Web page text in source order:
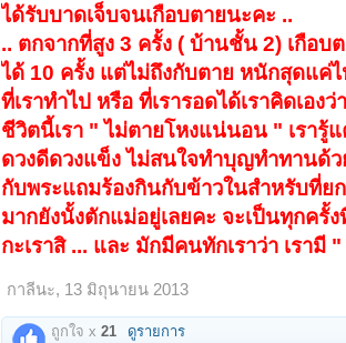
ได้รับบาดเจ็บจนเกือบตายนะคะ ..
.. ตกจากที่สูง 3 ครั้ง ( บ้านชั้น 2) เกือ
ได้ 10 ครั้ง แต่ไม่ถึงกับตาย หนักสุดแค่ไ
ที่เราทำไป หรือ ที่เรารอดได้เราคิดเอง
ชีวิตนี้เรา " ไม่ตายโหงแน่นอน " เรารู้แ
ดวงดีดวงแข็ง ไม่สนใจทำบุญทำทานด้
กับพระแถมร้องกินกับข้าวในสำหรับที่ย
มากยังนั้งตักแม่อยู่เลยคะ จะเป็นทุกครั้
กะเราสิ ... และ มักมีคนทักเราว่า เรา
กาลีนะ, 13 มิถุนายน 2013
ถูกใจ x 21 ดูรายการ